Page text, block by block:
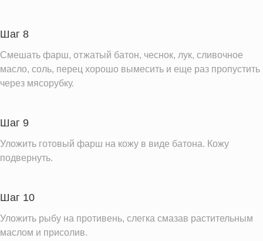
Шаг 8
Смешать фарш, отжатый батон, чеснок, лук, сливочное
масло, соль, перец хорошо вымесить и еще раз пропустить
через мясорубку.
Шаг 9
Уложить готовый фарш на кожу в виде батона. Кожу
подвернуть.
Шаг 10
Уложить рыбу на противень, слегка смазав растительным
маслом и присолив.